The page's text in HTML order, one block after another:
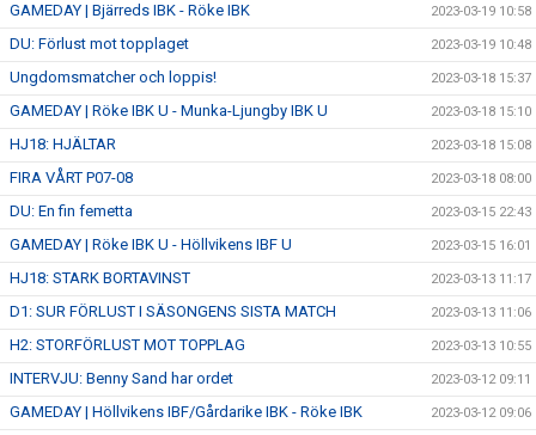
GAMEDAY | Bjärreds IBK - Röke IBK 2023-03-19 10:58
DU: Förlust mot topplaget 2023-03-19 10:48
Ungdomsmatcher och loppis! 2023-03-18 15:37
GAMEDAY | Röke IBK U - Munka-Ljungby IBK U 2023-03-18 15:10
HJ18: HJÄLTAR 2023-03-18 15:08
FIRA VÅRT P07-08 2023-03-18 08:00
DU: En fin femetta 2023-03-15 22:43
GAMEDAY | Röke IBK U - Höllvikens IBF U 2023-03-15 16:01
HJ18: STARK BORTAVINST 2023-03-13 11:17
D1: SUR FÖRLUST I SÄSONGENS SISTA MATCH 2023-03-13 11:06
H2: STORFÖRLUST MOT TOPPLAG 2023-03-13 10:55
INTERVJU: Benny Sand har ordet 2023-03-12 09:11
GAMEDAY | Höllvikens IBF/Gårdarike IBK - Röke IBK 2023-03-12 09:06